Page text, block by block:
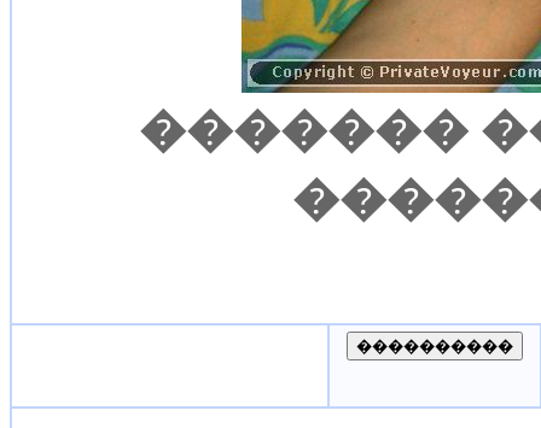
�������